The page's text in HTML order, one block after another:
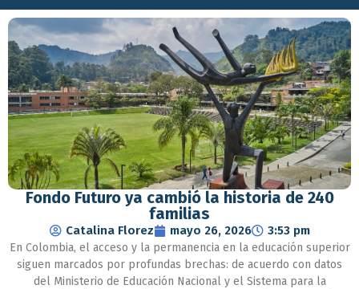
Fondo Futuro ya cambió la historia de 240
familias
Catalina Florez mayo 26, 2026 3:53 pm
En Colombia, el acceso y la permanencia en la educación superior
siguen marcados por profundas brechas: de acuerdo con datos
del Ministerio de Educación Nacional y el Sistema para la